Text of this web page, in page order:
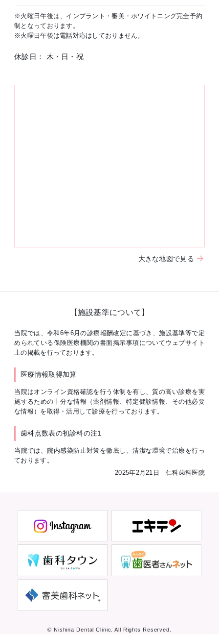
※火曜日午後は、インプラント・審美・ホワイトニング完全予約
制となっております。
※火曜日午後は電話対応はしておりません。
休診日： 木・日・祝
大きな地図で見る
【施設基準について】
当院では、令和6年6月の診療報酬改定に基づき、施設基準等で定
められている保険医療機関の書面掲示事項についてウェブサイト
上の掲載を行っております。
医療情報取得加算
当院はオンライン資格確認を行う体制を有し、質の高い診療を実
施するための十分な情報（薬剤情報、特定健診情報、その他必要
な情報）を取得・活用して診療を行っております。
歯科点数表の初診料の注1
当院では、院内感染防止対策を徹底し、清潔な環境で治療を行っ
ております。
2025年2月21日 仁科歯科医院
© Nishina Dental Clinic. All Rights Reserved.